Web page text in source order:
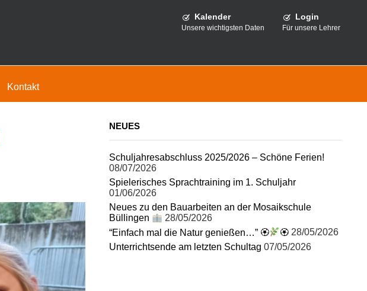
Login
Für unsere Lehrer
Kalender
Unsere wichtigsten Daten
Kontakt
NEUES
Schuljahresabschluss 2025/2026 – Schöne Ferien!
08/07/2026
Spielerisches Sprachtraining im 1. Schuljahr
01/06/2026
Neues zu den Bauarbeiten an der Mosaikschule
Büllingen
28/05/2026
“Einfach mal die Natur genießen…” 🏵
🏵 28/05/2026
Unterrichtsende am letzten Schultag 07/05/2026